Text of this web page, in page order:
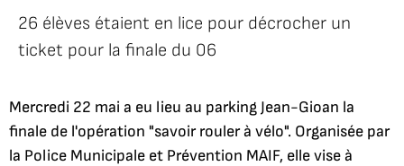
26 élèves étaient en lice pour décrocher un
ticket pour la finale du 06
Mercredi 22 mai a eu lieu au parking Jean-Gioan la
finale de l'opération "savoir rouler à vélo". Organisée par
la Police Municipale et Prévention MAIF, elle vise à